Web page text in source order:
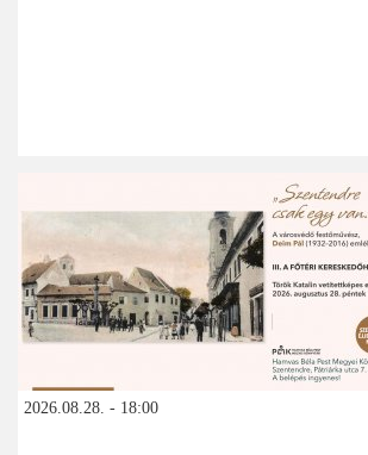
2026.08.28. - 18:00